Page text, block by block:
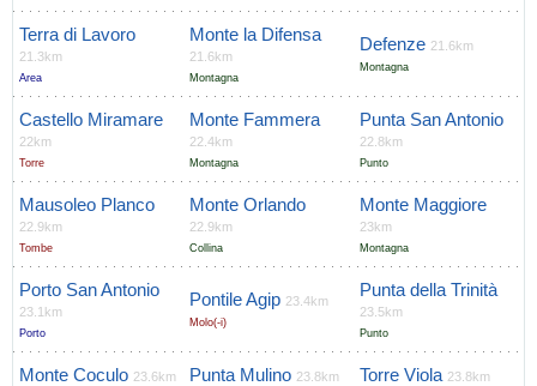
Terra di Lavoro
21.3km
Area
Monte la Difensa
21.6km
Montagna
Defenze 21.6km
Montagna
Castello Miramare
22km
Torre
Monte Fammera
22.4km
Montagna
Punta San Antonio
22.8km
Punto
Mausoleo Planco
22.9km
Tombe
Monte Orlando
22.9km
Collina
Monte Maggiore
23km
Montagna
Porto San Antonio
23.1km
Porto
Pontile Agip 23.4km
Molo(-i)
Punta della Trinità
23.5km
Punto
Monte Coculo 23.6km Punta Mulino 23.8km Torre Viola 23.8km